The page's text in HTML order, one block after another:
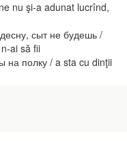
nu şi-a adunat lucrînd,
сыт не будешь /
ai să fii
на полку / a sta cu dinţii